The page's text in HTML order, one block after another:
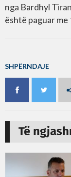
nga Bardhyl
është paguar me
SHPËRNDAJE
Të